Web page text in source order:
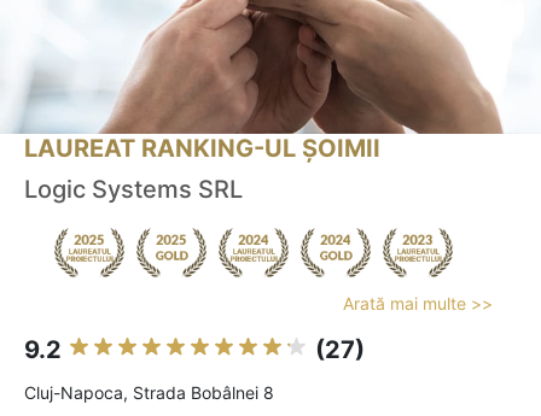
LAUREAT RANKING-UL ȘOIMII
Logic Systems SRL
Arată mai multe >>
9.2 (27)
Cluj-Napoca, Strada Bobâlnei 8